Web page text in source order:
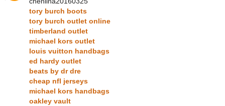
tory burch boots
tory burch outlet online
timberland outlet
michael kors outlet
louis vuitton handbags
ed hardy outlet
beats by dr dre
cheap nfl jerseys
michael kors handbags
oakley vault